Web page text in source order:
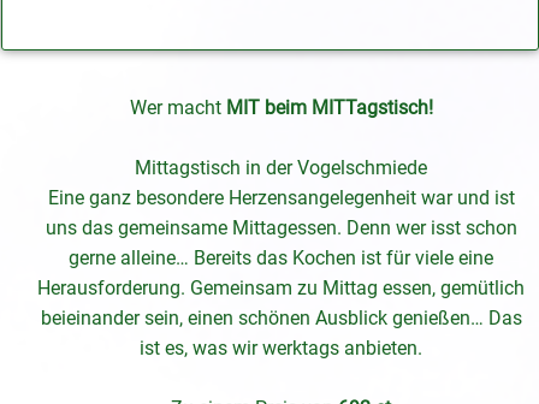
Wer macht MITbeim MITTagstisch!
Mittagstisch in der Vogelschmiede
Eine ganz besondere Herzensangelegenheit war und ist
uns das gemeinsame Mittagessen. Denn wer isst schon
gerne alleine… Bereits das Kochen ist für viele eine
Herausforderung. Gemeinsam zu Mittag essen, gemütlich
beieinander sein, einen schönen Ausblick genießen… Das
ist es, was wir werktags anbieten.